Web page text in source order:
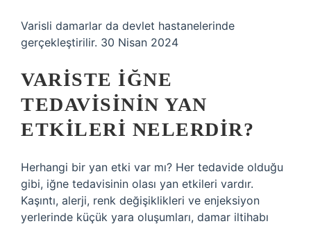
Varisli damarlar da devlet hastanelerinde
gerçekleştirilir. 30 Nisan 2024
VARISTE IĞNE
TEDAVISININ YAN
ETKILERI NELERDIR?
Herhangi bir yan etki var mı? Her tedavide olduğu
gibi, iğne tedavisinin olası yan etkileri vardır.
Kaşıntı, alerji, renk değişiklikleri ve enjeksiyon
yerlerinde küçük yara oluşumları, damar iltihabı